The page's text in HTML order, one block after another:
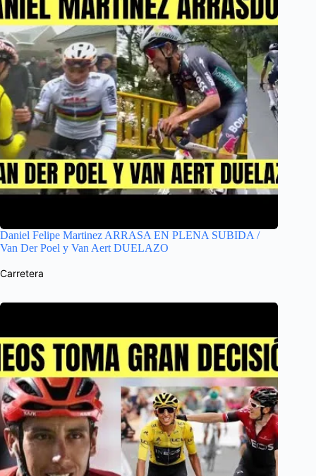
Daniel Felipe Martinez ARRASA EN PLENA SUBIDA /
Van Der Poel y Van Aert DUELAZO
Carretera